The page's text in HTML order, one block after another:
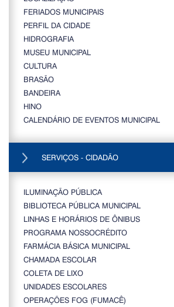
FERIADOS MUNICIPAIS
PERFIL DA CIDADE
HIDROGRAFIA
MUSEU MUNICIPAL
CULTURA
BRASÃO
BANDEIRA
HINO
CALENDÁRIO DE EVENTOS MUNICIPAL
SERVIÇOS - CIDADÃO
ILUMINAÇÃO PÚBLICA
BIBLIOTECA PÚBLICA MUNICIPAL
LINHAS E HORÁRIOS DE ÔNIBUS
PROGRAMA NOSSOCRÉDITO
FARMÁCIA BÁSICA MUNICIPAL
CHAMADA ESCOLAR
COLETA DE LIXO
UNIDADES ESCOLARES
OPERAÇÕES FOG (FUMACÊ)